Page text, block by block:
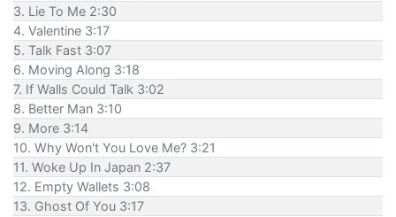
3. Lie To Me 2:30
4. Valentine 3:17
5. Talk Fast 3:07
6. Moving Along 3:18
7. If Walls Could Talk 3:02
8. Better Man 3:10
9. More 3:14
10. Why Won't You Love Me? 3:21
11. Woke Up In Japan 2:37
12. Empty Wallets 3:08
13. Ghost Of You 3:17